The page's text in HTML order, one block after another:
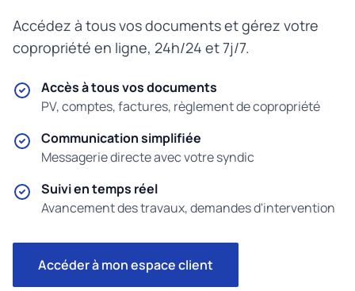
Accédez à tous vos documents et gérez votre
copropriété en ligne, 24h/24 et 7j/7.
Accès à tous vos documents
PV, comptes, factures, règlement de copropriété
Communication simplifiée
Messagerie directe avec votre syndic
Suivi en temps réel
Avancement des travaux, demandes d'intervention
Accéder à mon espace client